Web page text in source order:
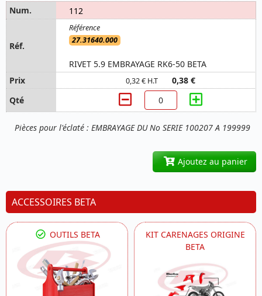
Pièces pour l'éclaté : EMBRAYAGE DU No SERIE 100207 A 199999
112
27.31640.000
RIVET 5.9 EMBRAYAGE RK6-50 BETA
0,32 € H.T 0,38 €
Ajoutez au panier
ACCESSOIRES BETA
OUTILS BETA
KIT CARENAGES ORIGINE
BETA